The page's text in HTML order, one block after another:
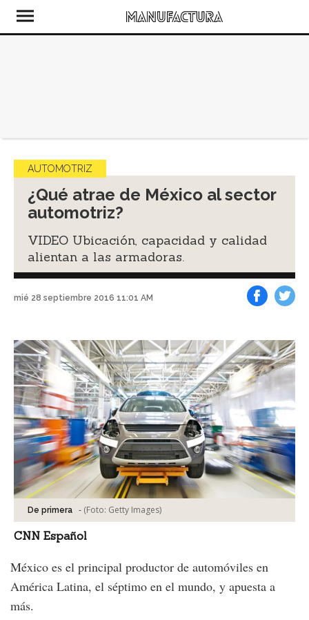
AUTOMOTRIZ
¿Qué atrae de México al sector
automotriz?
VIDEO Ubicación, capacidad y calidad
alientan a las armadoras.
mié 28 septiembre 2016 11:01 AM
De primera - (Foto: Getty Images)
CNN Español
México es el principal productor de automóviles en
América Latina, el séptimo en el mundo, y apuesta a
más.